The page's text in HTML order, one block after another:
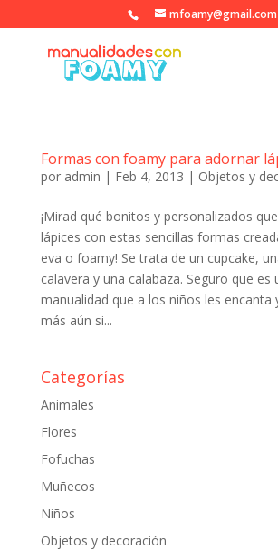
mfoamy@gmail.com
Formas con foamy para adornar
por admin | Feb 4, 2013 | Objetos y
¡Mirad qué bonitos y personalizados
lápices con estas sencillas formas
eva o foamy! Se trata de un cupcake,
calavera y una calabaza. Seguro que es
manualidad que a los niños les encanta
más aún si...
Categorías
Animales
Flores
Fofuchas
Muñecos
Niños
Objetos y decoración